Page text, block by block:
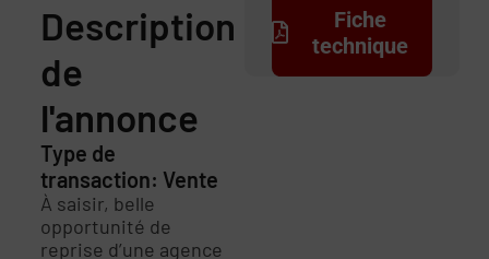
Description
de
l'annonce
Type de
transaction: Vente
À saisir, belle
opportunité de
reprise d’une agence
Fiche
technique